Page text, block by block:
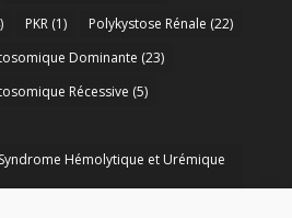
PKR(1) Polykystose Rénale (22)
Dominante (23)
Récessive (5)
Hémolytique et Urémique